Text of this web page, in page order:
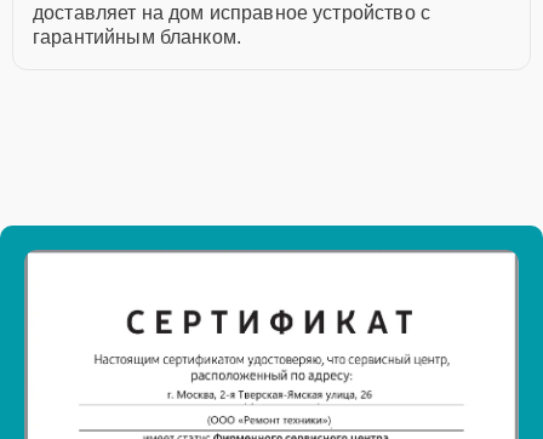
доставляет на дом исправное устройство с
гарантийным бланком.